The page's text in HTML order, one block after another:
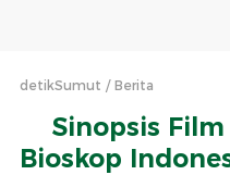
detikSumut Berita
Sinopsis
Bioskop